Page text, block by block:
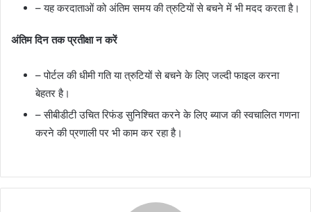
– यह करदाताओं को अंतिम समय की त्रुटियों से बचने में भी मदद करता है।
अंतिम दिन तक प्रतीक्षा न करें
– पोर्टल की धीमी गति या त्रुटियों से बचने के लिए जल्दी फाइल करना
बेहतर है।
– सीबीडीटी उचित रिफंड सुनिश्चित करने के लिए ब्याज की स्वचालित गणना
करने की प्रणाली पर भी काम कर रहा है।